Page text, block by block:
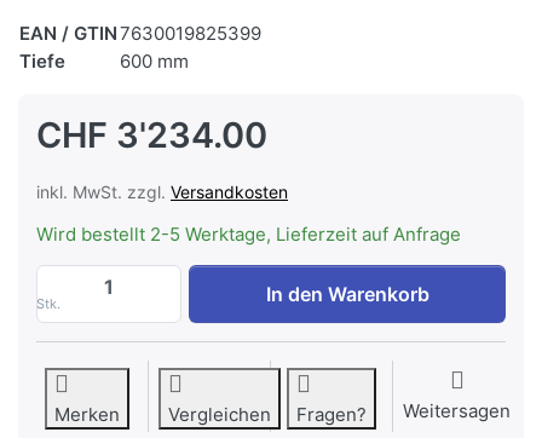
EAN / GTIN7630019825399
Tiefe
600 mm
CHF 3'234.00
inkl. MwSt. zzgl. Versandkosten
Wird bestellt 2-5 Werktage, Lieferzeit auf Anfrage
Stk.
WESCO BKH 60 EG 2- Silber-Metallic
In den Warenkorb
Merken Vergleichen Fragen? Weitersagen